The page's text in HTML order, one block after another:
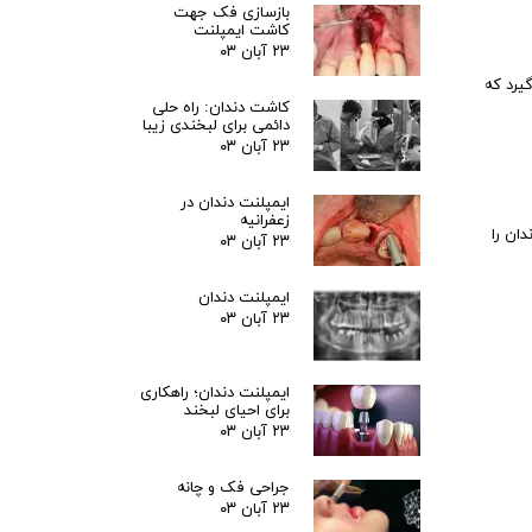
که
را
بازسازی فک جهت
کاشت ایمپلنت
۲۳ آبان ۰۳
کاشت دندان: راه حلی
دائمی برای لبخندی زیبا
۲۳ آبان ۰۳
ایمپلنت دندان در
زعفرانیه
۲۳ آبان ۰۳
ایمپلنت دندان
۲۳ آبان ۰۳
ایمپلنت دندان؛ راهکاری
برای احیای لبخند
۲۳ آبان ۰۳
جراحی فک و چانه
۲۳ آبان ۰۳